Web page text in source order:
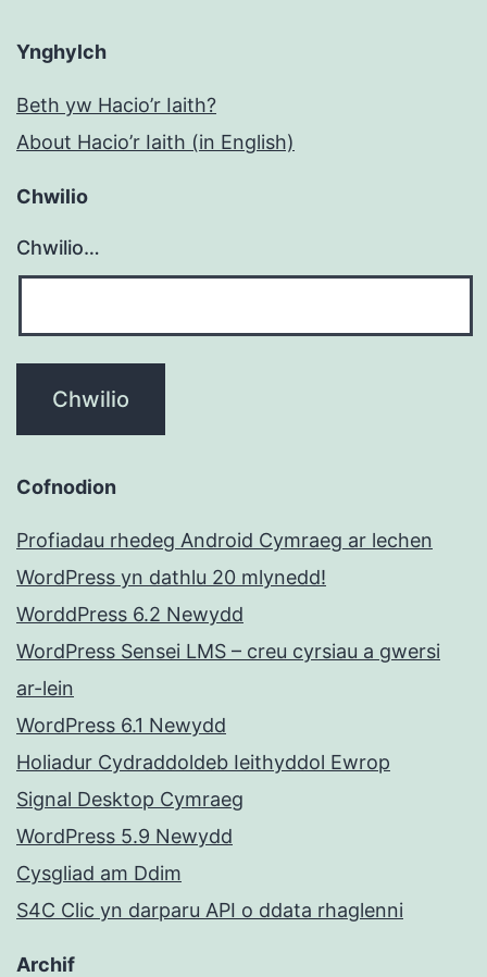
Ynghylch
Beth yw Hacio’r Iaith?
About Hacio’r Iaith (in English)
Chwilio
Chwilio…
Cofnodion
Profiadau rhedeg Android Cymraeg ar lechen
WordPress yn dathlu 20 mlynedd!
WorddPress 6.2 Newydd
WordPress Sensei LMS – creu cyrsiau a gwersi
ar-lein
WordPress 6.1 Newydd
Holiadur Cydraddoldeb Ieithyddol Ewrop
Signal Desktop Cymraeg
WordPress 5.9 Newydd
Cysgliad am Ddim
S4C Clic yn darparu API o ddata rhaglenni
Archif